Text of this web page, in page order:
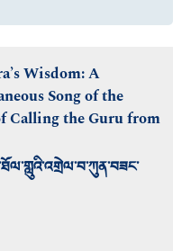
Wisdom: A
Song of the
Calling the Guru from